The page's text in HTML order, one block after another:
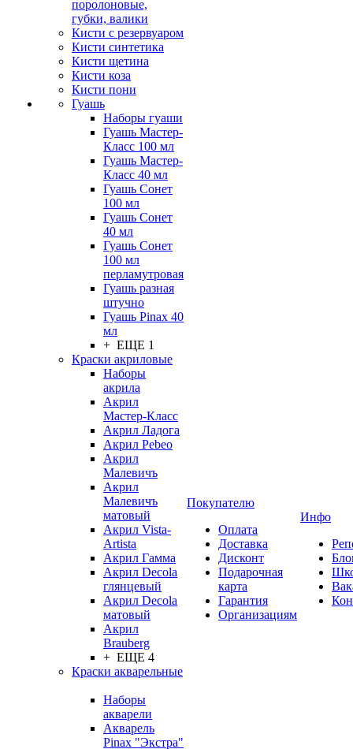
поролоновые,
губки, валики
Кисти с резервуаром
Кисти синтетика
Кисти щетина
Кисти коза
Кисти пони
Гуашь
Наборы гуаши
Гуашь Мастер-
Класс 100 мл
Гуашь Мастер-
Класс 40 мл
Гуашь Сонет
100 мл
Гуашь Сонет
40 мл
Гуашь Сонет
100 мл
перламутровая
Гуашь разная
штучно
Гуашь Pinax 40
мл
+ ЕЩЕ 1
Краски акриловые
Наборы
акрила
Акрил
Мастер-Класс
Акрил Ладога
Акрил Pebeo
Акрил
Малевичъ
Акрил
Малевичъ
матовый
Акрил Vista-
Artista
Акрил Гамма
Акрил Decola
глянцевый
Акрил Decola
матовый
Акрил
Brauberg
+ ЕЩЕ 4
Краски акварельные
Наборы
акварели
Акварель
Pinax "Экстра"
Покупателю
Оплата
Доставка
Дисконт
Подарочная
карта
Гарантия
Организациям
Инфо